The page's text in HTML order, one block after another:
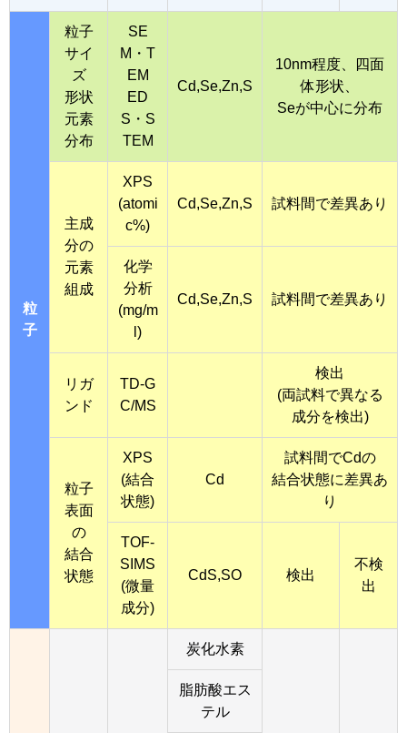
粒
子
粒子
サイ
ズ
形状
元素
分布
SE
M・T
EM
ED
S・S
TEM
Cd,Se,Zn,S
10nm程度、四面
体形状、
Seが中心に分布
主成
分の
元素
組成
XPS
(atomi
c%)
Cd,Se,Zn,S 試料間で差異あり
化学
分析
(mg/m
l)
Cd,Se,Zn,S 試料間で差異あり
リガ
ンド
TD-G
C/MS
検出
(両試料で異なる
成分を検出)
粒子
表面
の
結合
状態
XPS
(結合
状態)
Cd
試料間でCdの
結合状態に差異あ
り
TOF-
SIMS
(微量
成分)
CdS,SO 検出
不検
出
炭化水素
脂肪酸エス
テル